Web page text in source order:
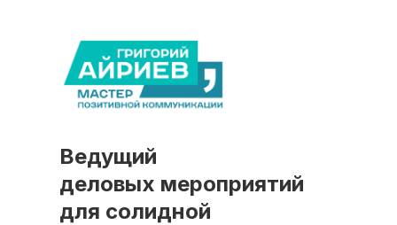
Ведущий
деловых мероприятий
для солидной